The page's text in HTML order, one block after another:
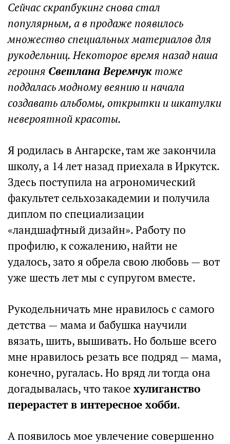
Сейчас скрапбукинг снова стал
популярным, а в продаже появилось
множество специальных материалов для
рукодельниц. Некоторое время назад наша
героиня Светлана Веремчук тоже
поддалась модному веянию и начала
создавать альбомы, открытки и шкатулки
невероятной красоты.
Я родилась в Ангарске, там же закончила
школу, а 14 лет назад приехала в Иркутск.
Здесь поступила на агрономический
факультет сельхозакадемии и получила
диплом по специализации
«ландшафтный дизайн». Работу по
профилю, к сожалению, найти не
удалось, зато я обрела свою любовь — вот
уже шесть лет мы с супругом вместе.
Рукодельничать мне нравилось с самого
детства — мама и бабушка научили
вязать, шить, вышивать. Но больше всего
мне нравилось резать все подряд — мама,
конечно, ругалась. Но вряд ли тогда она
догадывалась, что такое хулиганство
перерастет в интересное хобби.
А появилось мое увлечение совершенно